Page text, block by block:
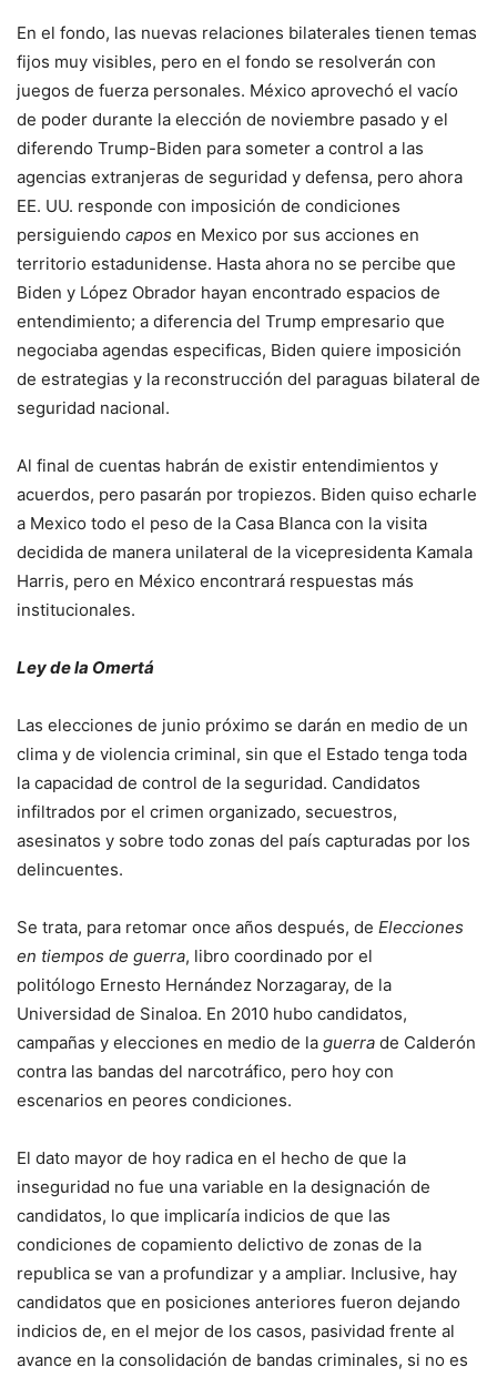
En el fondo, las nuevas relaciones bilaterales tienen temas
fijos muy visibles, pero en el fondo se resolverán con
juegos de fuerza personales. México aprovechó el vacío
de poder durante la elección de noviembre pasado y el
diferendo Trump-Biden para someter a control a las
agencias extranjeras de seguridad y defensa, pero ahora
EE. UU. responde con imposición de condiciones
persiguiendo capos en Mexico por sus acciones en
territorio estadunidense. Hasta ahora no se percibe que
Biden y López Obrador hayan encontrado espacios de
entendimiento; a diferencia del Trump empresario que
negociaba agendas especificas, Biden quiere imposición
de estrategias y la reconstrucción del paraguas bilateral de
seguridad nacional.
Al final de cuentas habrán de existir entendimientos y
acuerdos, pero pasarán por tropiezos. Biden quiso echarle
a Mexico todo el peso de la Casa Blanca con la visita
decidida de manera unilateral de la vicepresidenta Kamala
Harris, pero en México encontrará respuestas más
institucionales.
Ley de la Omertá
Las elecciones de junio próximo se darán en medio de un
clima y de violencia criminal, sin que el Estado tenga toda
la capacidad de control de la seguridad. Candidatos
infiltrados por el crimen organizado, secuestros,
asesinatos y sobre todo zonas del país capturadas por los
delincuentes.
Se trata, para retomar once años después, de Elecciones
en tiempos de guerra, libro coordinado por el
politólogo Ernesto Hernández Norzagaray, de la
Universidad de Sinaloa. En 2010 hubo candidatos,
campañas y elecciones en medio de la guerra de Calderón
contra las bandas del narcotráfico, pero hoy con
escenarios en peores condiciones.
El dato mayor de hoy radica en el hecho de que la
inseguridad no fue una variable en la designación de
candidatos, lo que implicaría indicios de que las
condiciones de copamiento delictivo de zonas de la
republica se van a profundizar y a ampliar. Inclusive, hay
candidatos que en posiciones anteriores fueron dejando
indicios de, en el mejor de los casos, pasividad frente al
avance en la consolidación de bandas criminales, si no es